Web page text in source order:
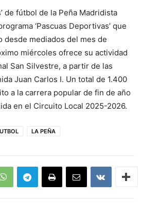
de fútbol de la Peña Madridista
‘Pascuas Deportivas’ que
desde mediados del mes de
miércoles ofrece su actividad
San Silvestre, a partir de las
Juan Carlos I. Un total de 1.400
a la carrera popular de fin de año
en el Circuito Local 2025-2026.
LA PEÑA